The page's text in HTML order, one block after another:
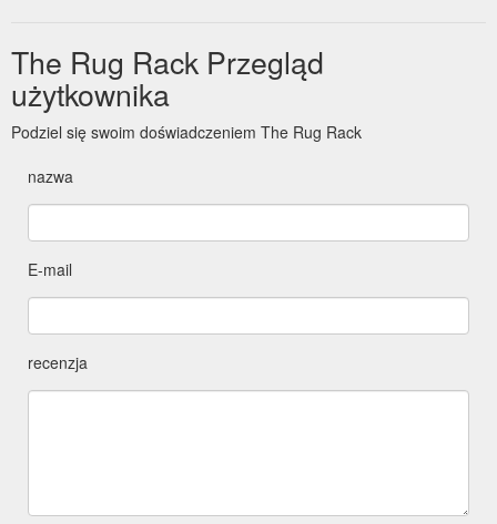
The Rug Rack Przegląd
użytkownika
Podziel się swoim doświadczeniem The Rug Rack
nazwa
E-mail
recenzja